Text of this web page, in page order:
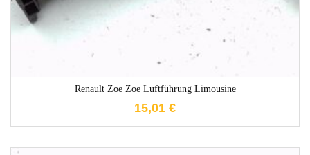
Renault Zoe Zoe Luftführung Limousine
15,01 €